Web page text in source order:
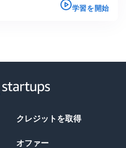
学習を開始
クレジットを取得
オファー